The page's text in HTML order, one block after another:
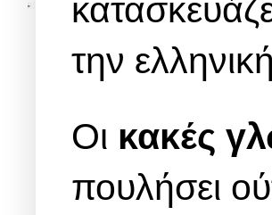
την
Οι κακές
πουλήσει